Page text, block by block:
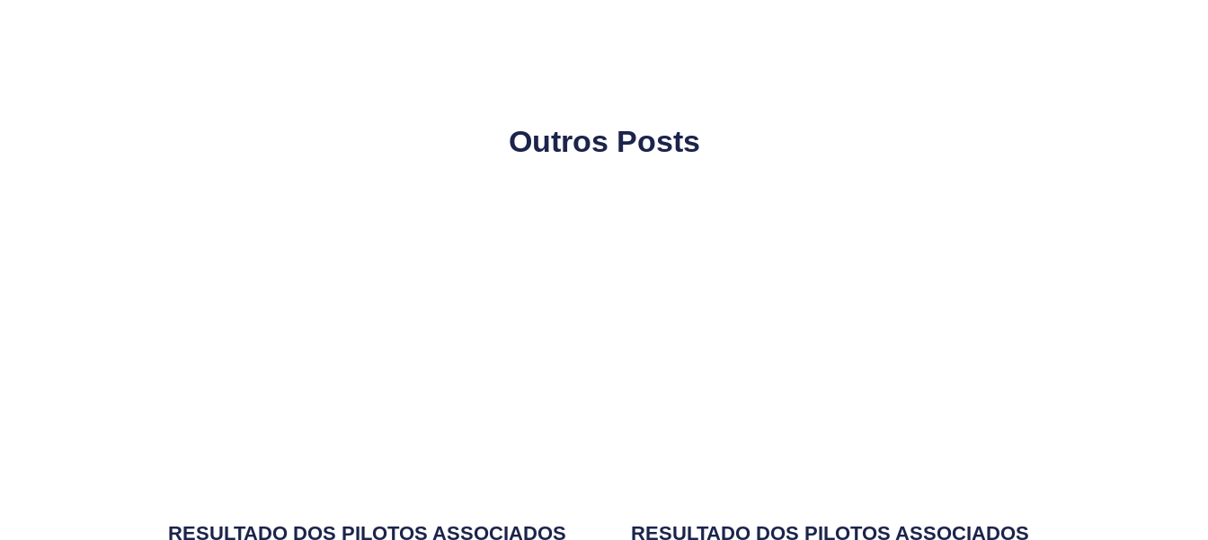
Outros Posts
RESULTADO DOS PILOTOS ASSOCIADOS
RESULTADO DOS PILOTOS ASSOCIADOS